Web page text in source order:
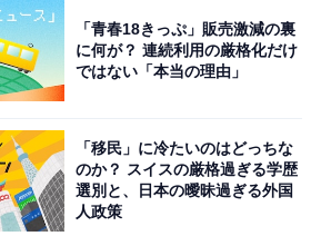
「青春18きっぷ」販売激減の裏
に何が？ 連続利用の厳格化だけ
ではない「本当の理由」
「移民」に冷たいのはどっちな
のか？ スイスの厳格過ぎる学歴
選別と、日本の曖昧過ぎる外国
人政策